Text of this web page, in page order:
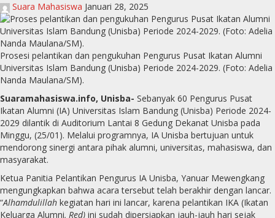
Suara Mahasiswa Januari 28, 2025
Prosesi pelantikan dan pengukuhan Pengurus Pusat Ikatan Alumni
Universitas Islam Bandung (Unisba) Periode 2024-2029. (Foto: Adelia
Nanda Maulana/SM).
Suaramahasiswa.info, Unisba- Sebanyak 60 Pengurus Pusat
Ikatan Alumni (IA) Universitas Islam Bandung (Unisba) Periode 2024-
2029 dilantik di Auditorium Lantai 8 Gedung Dekanat Unisba pada
Minggu, (25/01). Melalui programnya, IA Unisba bertujuan untuk
mendorong sinergi antara pihak alumni, universitas, mahasiswa, dan
masyarakat.
Ketua Panitia Pelantikan Pengurus IA Unisba, Yanuar Mewengkang
mengungkapkan bahwa acara tersebut telah berakhir dengan lancar.
“Alhamdulillah kegiatan hari ini lancar, karena pelantikan IKA (Ikatan
Keluarga Alumni, Red) ini sudah dipersiapkan jauh-jauh hari sejak